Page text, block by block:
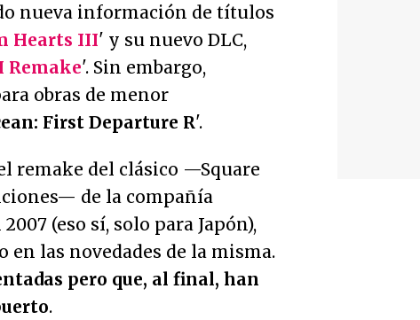
nueva información de títulos
Hearts III' y su nuevo DLC,
Remake'. Sin embargo,
obras de menor
First Departure R'.
remake del clásico —Square
de la compañía
(eso sí, solo para Japón),
las novedades de la misma.
pero que, al final, han
.